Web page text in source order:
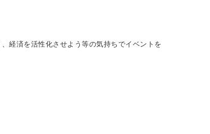
経済を活性化させよう等の気持ちでイベントを